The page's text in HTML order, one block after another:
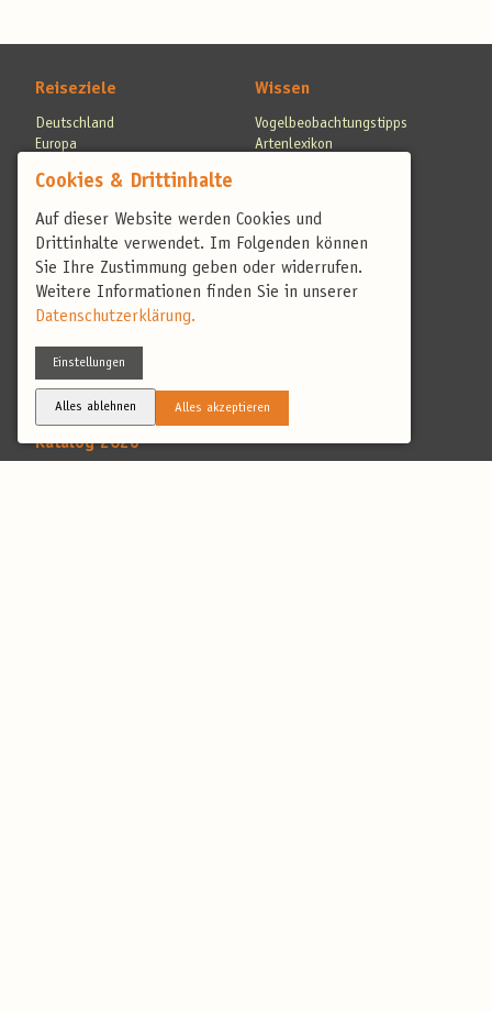
Cookies & Drittinhalte
Auf dieser Website werden Cookies und
Drittinhalte verwendet. Im Folgenden können
Sie Ihre Zustimmung geben oder widerrufen.
Weitere Informationen finden Sie in unserer
Datenschutzerklärung.
Einstellungen
Alles ablehnen Alles akzeptieren
Reiseziele
Deutschland
Europa
Wissen
Vogelbeobachtungstipps
Artenlexikon
Service
Reisekatalog
Fragen & Antworten
Reiseversicherung
Reisebewertungen
Blog
Blog
Geschenkgutschein
Katalog 2026